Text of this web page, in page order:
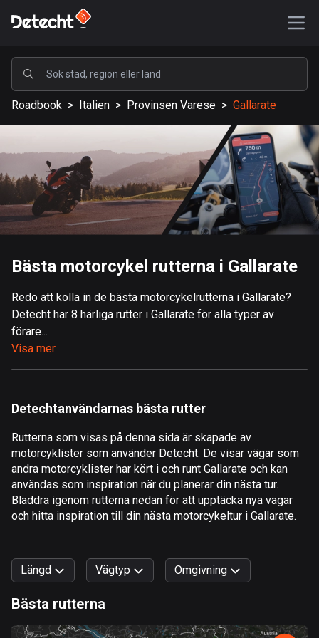
POPULÄRA
USA
587817 rutter
Sverige
203617 rutter
Storbritannien
115312 rutter
9 rutter
182 rutter
Algeriet
175 rutter
Amerikanska Jungfruöarna
1 rutt
Angola
Antigua och Barbuda
Roadbook > Italien > Provinsen Varese > Gallarate
Bästa motorcykel rutterna i Gallarate
Redo att kolla in de bästa motorcykelrutterna i Gallarate?
Detecht har 8 härliga rutter i Gallarate för alla typer av
förare...
Visa mer
Detechtanvändarnas bästa rutter
Rutterna som visas på denna sida är skapade av
motorcyklister som använder Detecht. De visar vägar som
andra motorcyklister har kört i och runt Gallarate och kan
användas som inspiration när du planerar din nästa tur.
Bläddra igenom rutterna nedan för att upptäcka nya vägar
och hitta inspiration till din nästa motorcykeltur i Gallarate.
Längd Vägtyp Omgivning
Bästa rutterna